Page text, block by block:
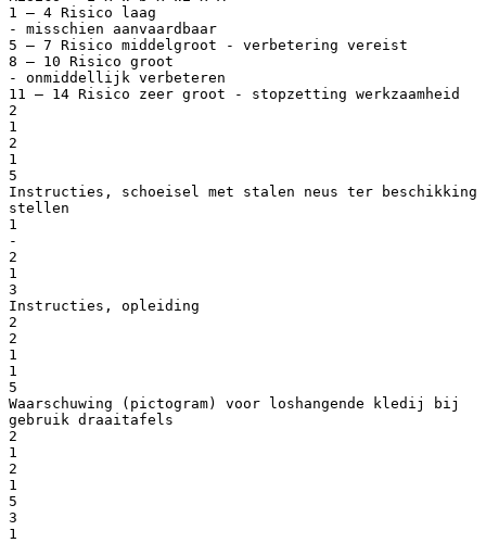
1 – 4 Risico laag
- misschien aanvaardbaar
5 – 7 Risico middelgroot - verbetering vereist
8 – 10 Risico groot
- onmiddellijk verbeteren
11 – 14 Risico zeer groot - stopzetting werkzaamheid
2
1
2
1
5
Instructies, schoeisel met stalen neus ter beschikking
stellen
1
-
2
1
3
Instructies, opleiding
2
2
1
1
5
Waarschuwing (pictogram) voor loshangende kledij bij
gebruik draaitafels
2
1
2
1
5
3
1